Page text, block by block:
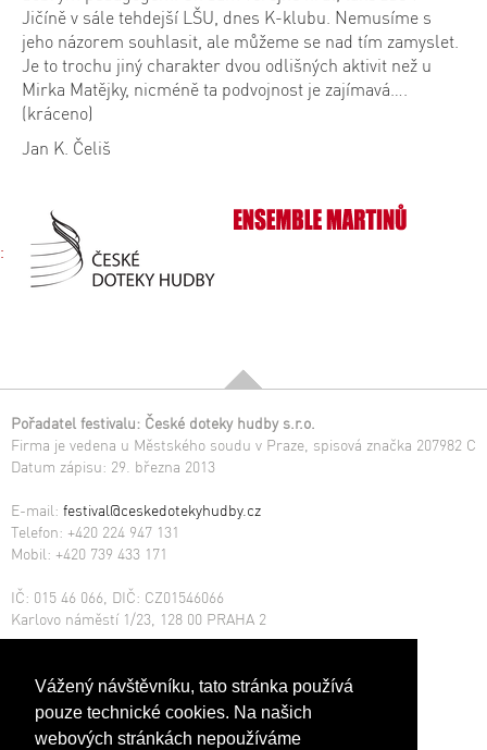
Vážený návštěvníku, tato stránka používá
pouze technické cookies. Na našich
webových stránkách nepoužíváme
Jičíně v sále tehdejší LŠU, dnes K-klubu. Nemusíme s
jeho názorem souhlasit, ale můžeme se nad tím zamyslet.
Je to trochu jiný charakter dvou odlišných aktivit než u
Mirka Matějky, nicméně ta podvojnost je zajímavá….
(kráceno)
Jan K. Čeliš
Pořadatel festivalu: České doteky hudby s.r.o.
Firma je vedena u Městského soudu v Praze, spisová značka 207982 C
Datum zápisu: 29. března 2013
E-mail: festival@ceskedotekyhudby.cz
Telefon: +420 224 947 131
Mobil: +420 739 433 171
IČ: 015 46 066, DIČ: CZ01546066
Karlovo náměstí 1/23, 128 00 PRAHA 2
Copyright © 1997 - 2025
Kancelář, předprodejní a informační místo